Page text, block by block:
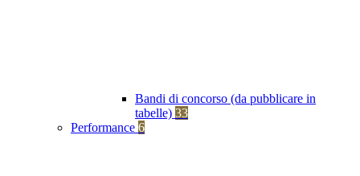
Bandi di concorso (da pubblicare in
tabelle) 33
Performance 6